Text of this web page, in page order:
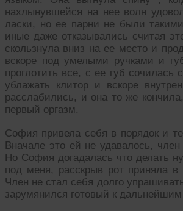
нахлынувшейся на нее волн
ласки, но ее парни не были
иные даже отказывались считая
скользнула вниз на ее место и
вскоре под умелыми ручками и
проглотить все, с ее губ
ублажать клитор и вскоре
расслабились, и она то же
первый оргазм.
София привела себя в порядок и
Вначале это ей не удавалось,
Но София догадалась что делать
под меня, расскрыв рот приняла
Член не стал себя долго
зарумянился готовый к